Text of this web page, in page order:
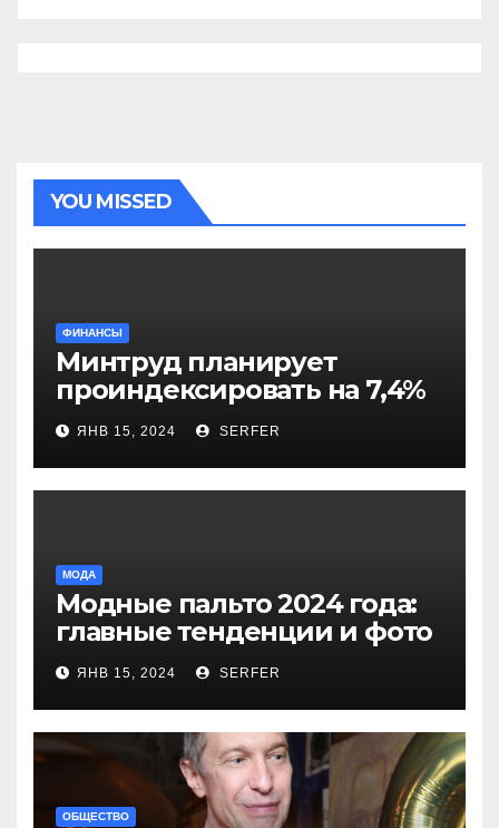
YOU MISSED
ФИНАНСЫ
Минтруд планирует
проиндексировать на 7,4%
более 40 выплат и
компенсаций
ЯНВ 15, 2024 SERFER
МОДА
Модные пальто 2024 года:
главные тенденции и фото
новинок
ЯНВ 15, 2024 SERFER
ОБЩЕСТВО